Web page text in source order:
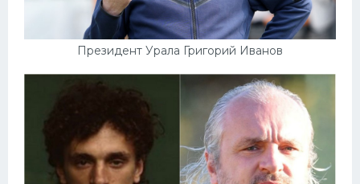
Президент Урала Григорий Иванов